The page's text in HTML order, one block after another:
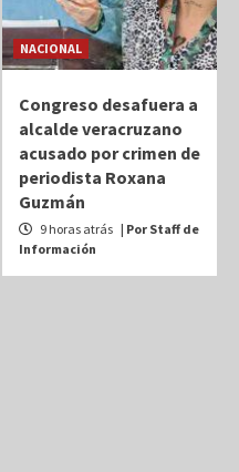
NACIONAL
Congreso desafuera a
alcalde veracruzano
acusado por crimen de
periodista Roxana
Guzmán
9 horas atrás | Por Staff de
Información